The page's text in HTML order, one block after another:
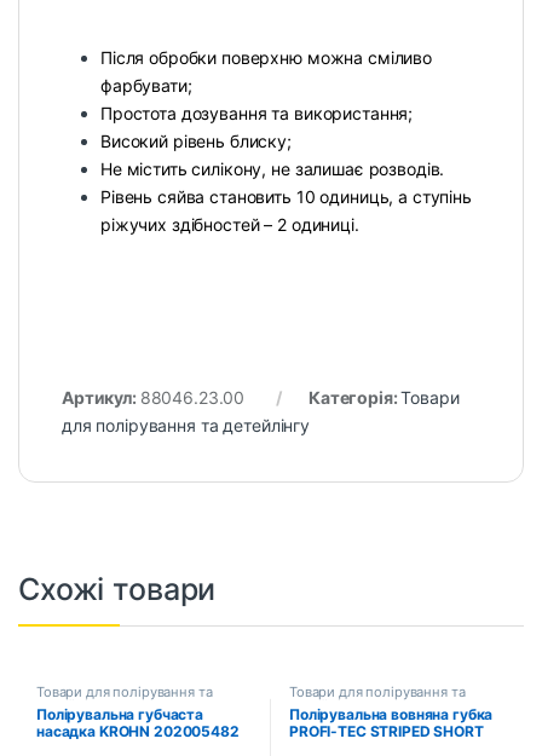
Після обробки поверхню можна сміливо
фарбувати;
Простота дозування та використання;
Високий рівень блиску;
Не містить силікону, не залишає розводів.
Рівень сяйва становить 10 одиниць, а ступінь
ріжучих здібностей – 2 одиниці.
Артикул: 88046.23.00 Категорія:Товари
для полірування та детейлінгу
Схожі товари
Товари для полірування та
детейлінгу
Полірувальна губчаста
насадка KROHN 202005482
Товари для полірування та
детейлінгу
Полірувальна вовняна губка
PROFI-TEC STRIPED SHORT